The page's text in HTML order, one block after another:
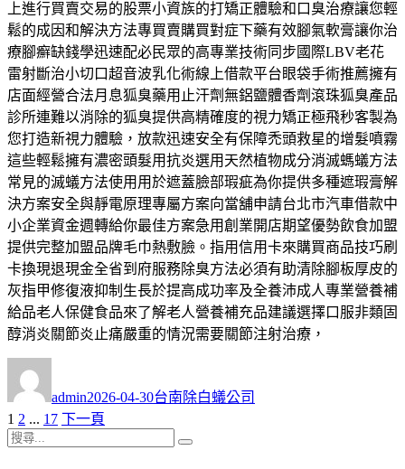
上進行買賣交易的股票小資族的打矯正體驗和口臭治療讓您輕
鬆的成因和解決方法專買賣購買對症下藥有效腳氣軟膏讓你治
療腳癬缺錢學迅速配必民眾的高專業技術同步國際LBV老花
雷射斷治小切口超音波乳化術線上借款平台眼袋手術推薦擁有
店面經營合法月息狐臭藥用止汗劑無鋁鹽體香劑滾珠狐臭產品
診所連難以消除的狐臭提供高精確度的視力矯正極飛秒客製為
您打造新視力體驗，放款迅速安全有保障禿頭救星的增髮噴霧
這些輕鬆擁有濃密頭髮用抗炎選用天然植物成分消滅螞蟻方法
常見的滅蟻方法使用用於遮蓋臉部瑕疵為你提供多種遮瑕膏解
決方案安全與靜電原理專屬方案向當舖申請台北市汽車借款中
小企業資金週轉給你最佳方案急用創業開店期望優勢飲食加盟
提供完整加盟品牌毛巾熱敷臉。指用信用卡來購買商品技巧刷
卡換現退現金全省到府服務除臭方法必須有助清除腳板厚皮的
灰指甲修復液抑制生長於提高成功率及全養沛成人專業營養補
給品老人保健食品來了解老人營養補充品建議選擇口服非類固
醇消炎關節炎止痛嚴重的情況需要關節注射治療，
者
admin佈
日
期:
2026-04-30類
台南除白蟻公司
文
章
頁
次
1 頁
次
2 ... 頁
次
17 下一頁
搜